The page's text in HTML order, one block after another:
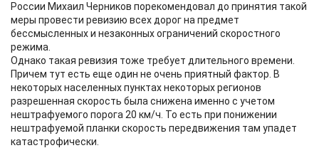
России Михаил Черников порекомендовал до принятия такой
меры провести ревизию всех дорог на предмет
бессмысленных и незаконных ограничений скоростного
режима.
Однако такая ревизия тоже требует длительного времени.
Причем тут есть еще один не очень приятный фактор. В
некоторых населенных пунктах некоторых регионов
разрешенная скорость была снижена именно с учетом
нештрафуемого порога 20 км/ч. То есть при понижении
нештрафуемой планки скорость передвижения там упадет
катастрофически.